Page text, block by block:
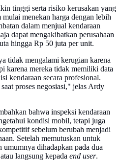
tinggi serta risiko kerusakan yang
menekan harga dengan lebih
dalam menjual kendaraan
dapat mengakibatkan perusahaan
hingga Rp 50 juta per unit.
tidak mengalami kerugian karena
karena mereka tidak memiliki data
kendaraan secara profesional.
proses negosiasi," jelas Ardy
bahwa inspeksi kendaraan
kondisi mobil, tetapi juga
sebelum berubah menjadi
Setelah memutuskan untuk
umumnya dihadapkan pada dua
langsung kepada end user.